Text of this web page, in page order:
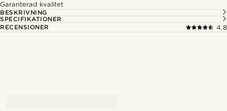
Garanterad kvalitet
BESKRIVNING
SPECIFIKATIONER
RECENSIONER
4.8